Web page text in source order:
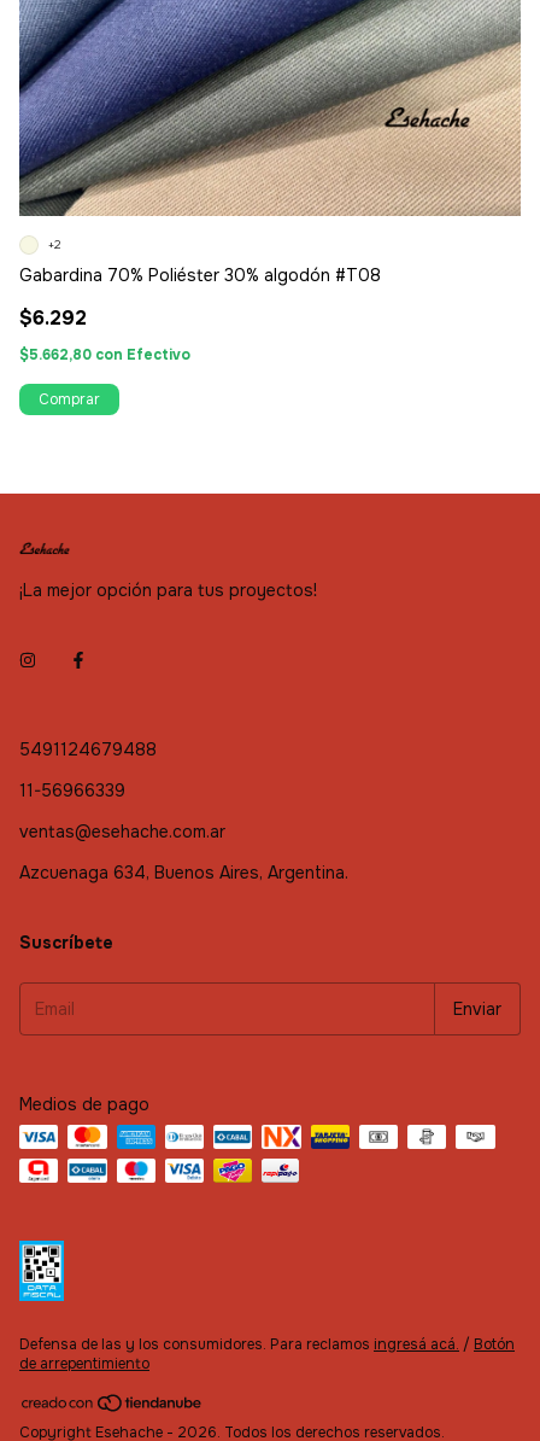
Gabardina 70% Poliéster 30% algodón #T08
$6.292
$5.662,80 con Efectivo
+2
Comprar
¡La mejor opción para tus proyectos!
5491124679488
11-56966339
ventas@esehache.com.ar
Azcuenaga 634, Buenos Aires, Argentina.
Suscríbete
Medios de pago
Defensa de las y los consumidores. Para reclamos ingresá acá. / Botón
de arrepentimiento
Copyright Esehache - 2026. Todos los derechos reservados.